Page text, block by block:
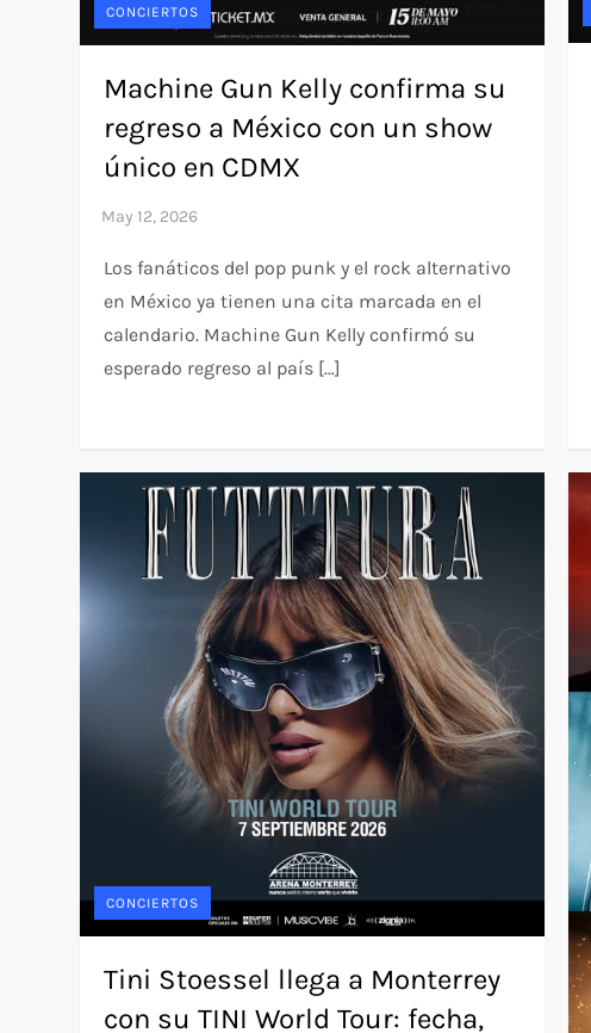
CONCIERTOS
Machine Gun Kelly confirma su
regreso a México con un show
único en CDMX
Los fanáticos del pop punk y el rock alternativo
en México ya tienen una cita marcada en el
calendario. Machine Gun Kelly confirmó su
esperado regreso al país […]
CONCIERTOS
Tini Stoessel llega a Monterrey
con su TINI World Tour: fecha,